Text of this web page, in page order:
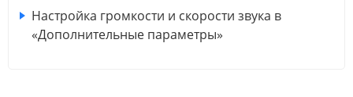
Настройка громкости и скорости звука в
«Дополнительные параметры»